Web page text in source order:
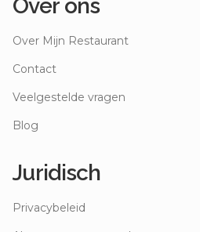
Over ons
Over Mijn Restaurant
Contact
Veelgestelde vragen
Blog
Juridisch
Privacybeleid